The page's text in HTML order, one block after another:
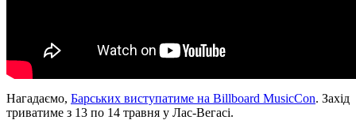
Нагадаємо, Барських виступатиме на Billboard MusicCon. Захід
триватиме з 13 по 14 травня у Лас-Вегасі.